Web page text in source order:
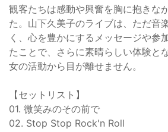
観客たちは感動や興奮を胸に抱きな
た。山下久美子のライブは、ただ音
く、心を豊かにするメッセージや参
たことで、さらに素晴らしい体験と
女の活動から目が離せません。
【セットリスト】
01. 微笑みのその前で
02. Stop Stop Rock'n Roll